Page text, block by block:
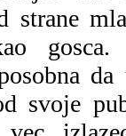
strane
svoje